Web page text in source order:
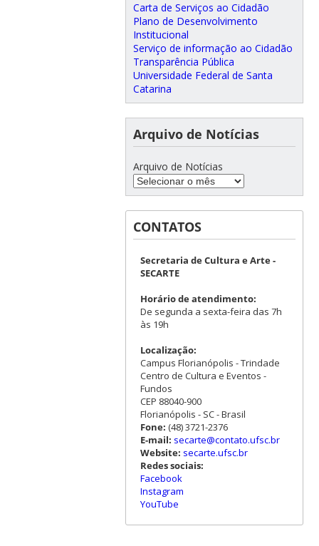
Carta de Serviços ao Cidadão
Plano de Desenvolvimento
Institucional
Serviço de informação ao Cidadão
Transparência Pública
Universidade Federal de Santa
Catarina
Arquivo de Notícias
Arquivo de Notícias
CONTATOS
Secretaria de Cultura e Arte -
SECARTE
Horário de atendimento:
De segunda a sexta-feira das 7h
às 19h
Localização:
Campus Florianópolis - Trindade
Centro de Cultura e Eventos -
Fundos
CEP 88040-900
Florianópolis - SC - Brasil
Fone: (48) 3721-2376
E-mail: secarte@contato.ufsc.br
Website: secarte.ufsc.br
Redes sociais:
Facebook
Instagram
YouTube